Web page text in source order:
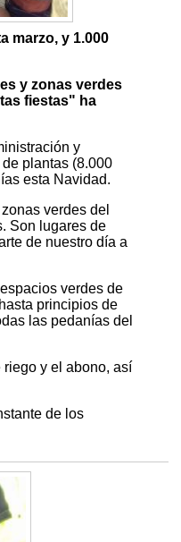
marzo, y 1.000
y zonas verdes
fiestas" ha
y
plantas (8.000
esta Navidad.
verdes del
Son lugares de
de nuestro día a
verdes de
principios de
las pedanías del
riego y el abono, así
de los